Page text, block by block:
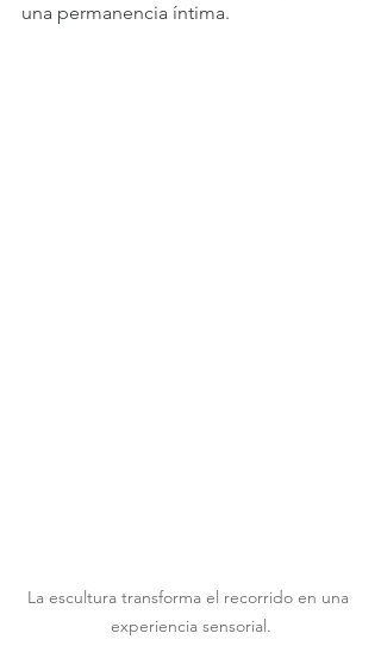
una permanencia íntima.
La escultura transforma el recorrido en una
experiencia sensorial.